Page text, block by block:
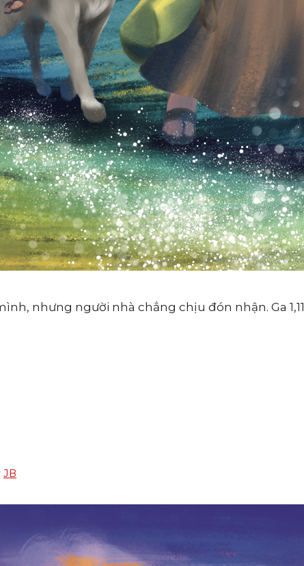
nhưng người nhà chẳng chịu đón nhận. Ga 1,11
JB